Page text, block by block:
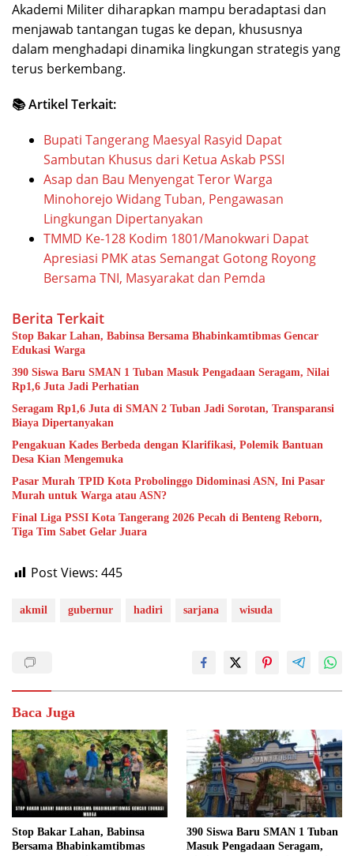
Akademi Militer diharapkan mampu beradaptasi dan
menjawab tantangan tugas ke depan, khususnya
dalam menghadapi dinamika lingkungan strategis yang
terus berkembang.
📚 Artikel Terkait:
Bupati Tangerang Maesyal Rasyid Dapat
Sambutan Khusus dari Ketua Askab PSSI
Asap dan Bau Menyengat Teror Warga
Minohorejo Widang Tuban, Pengawasan
Lingkungan Dipertanyakan
TMMD Ke-128 Kodim 1801/Manokwari Dapat
Apresiasi PMK atas Semangat Gotong Royong
Bersama TNI, Masyarakat dan Pemda
Berita Terkait
Stop Bakar Lahan, Babinsa Bersama Bhabinkamtibmas Gencar
Edukasi Warga
390 Siswa Baru SMAN 1 Tuban Masuk Pengadaan Seragam, Nilai
Rp1,6 Juta Jadi Perhatian
Seragam Rp1,6 Juta di SMAN 2 Tuban Jadi Sorotan, Transparansi
Biaya Dipertanyakan
Pengakuan Kades Berbeda dengan Klarifikasi, Polemik Bantuan
Desa Kian Mengemuka
Pasar Murah TPID Kota Probolinggo Didominasi ASN, Ini Pasar
Murah untuk Warga atau ASN?
Final Liga PSSI Kota Tangerang 2026 Pecah di Benteng Reborn,
Tiga Tim Sabet Gelar Juara
Post Views: 445
akmil gubernur hadiri sarjana wisuda
Baca Juga
Stop Bakar Lahan, Babinsa
Bersama Bhabinkamtibmas
390 Siswa Baru SMAN 1 Tuban
Masuk Pengadaan Seragam,